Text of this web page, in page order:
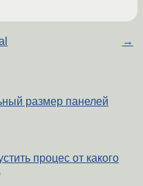
→
размер панелей
процес от какого